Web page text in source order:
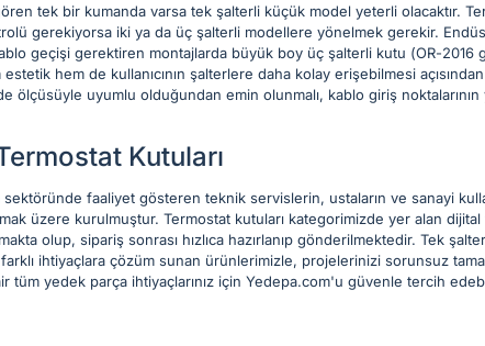
tek bir kumanda varsa tek şalterli küçük model yeterli olacaktır.
gerekiyorsa iki ya da üç şalterli modellere yönelmek gerekir.
geçişi gerektiren montajlarda büyük boy üç şalterli kutu (OR-2016
hem de kullanıcının şalterlere daha kolay erişebilmesi
ölçüsüyle uyumlu olduğundan emin olunmalı, kablo giriş
Kutuları
faaliyet gösteren teknik servislerin, ustaların ve sanayi
üzere kurulmuştur. Termostat kutuları kategorimizde yer alan
olup, sipariş sonrası hızlıca hazırlanıp gönderilmektedir. Tek
ihtiyaçlara çözüm sunan ürünlerimizle, projelerinizi sorunsuz
tüm yedek parça ihtiyaçlarınız için Yedepa.com'u güvenle tercih